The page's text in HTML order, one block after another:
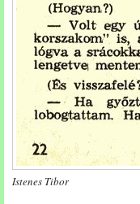
Istenes Tibor